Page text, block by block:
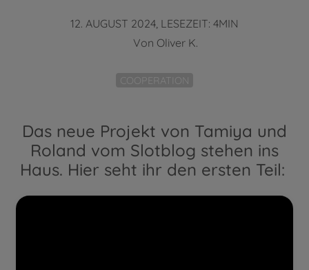
12. AUGUST 2024, LESEZEIT: 4MIN
Von Oliver K.
COOPERATION
Das neue Projekt von Tamiya und
Roland vom Slotblog stehen ins
Haus. Hier seht ihr den ersten Teil: